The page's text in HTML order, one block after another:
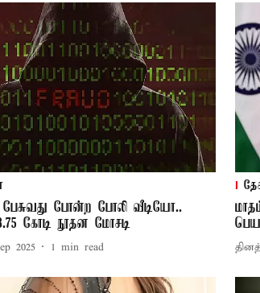
பேசுவது போன்ற போலி வீடியோ..
கோடி நூதன மோசடி
2025 1 min read